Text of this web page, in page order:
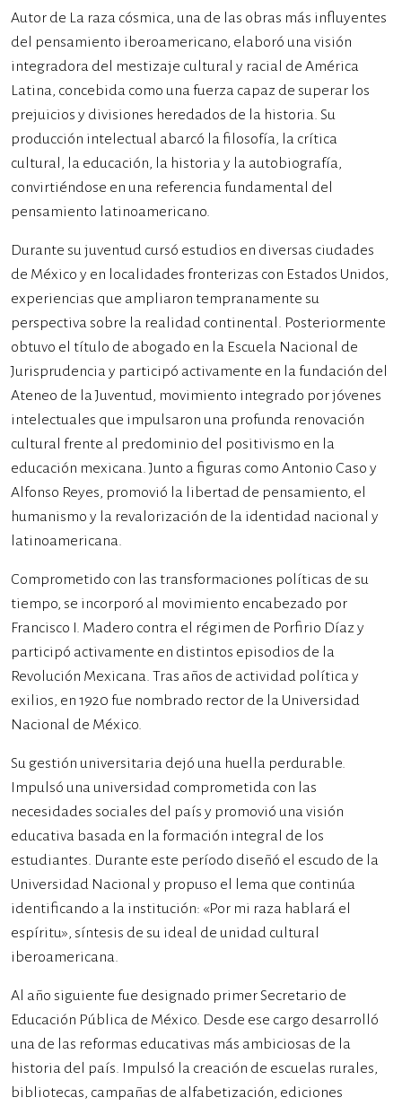
Autor de La raza cósmica, una de las obras más influyentes
del pensamiento iberoamericano, elaboró una visión
integradora del mestizaje cultural y racial de América
Latina, concebida como una fuerza capaz de superar los
prejuicios y divisiones heredados de la historia. Su
producción intelectual abarcó la filosofía, la crítica
cultural, la educación, la historia y la autobiografía,
convirtiéndose en una referencia fundamental del
pensamiento latinoamericano.
Durante su juventud cursó estudios en diversas ciudades
de México y en localidades fronterizas con Estados Unidos,
experiencias que ampliaron tempranamente su
perspectiva sobre la realidad continental. Posteriormente
obtuvo el título de abogado en la Escuela Nacional de
Jurisprudencia y participó activamente en la fundación del
Ateneo de la Juventud, movimiento integrado por jóvenes
intelectuales que impulsaron una profunda renovación
cultural frente al predominio del positivismo en la
educación mexicana. Junto a figuras como Antonio Caso y
Alfonso Reyes, promovió la libertad de pensamiento, el
humanismo y la revalorización de la identidad nacional y
latinoamericana.
Comprometido con las transformaciones políticas de su
tiempo, se incorporó al movimiento encabezado por
Francisco I. Madero contra el régimen de Porfirio Díaz y
participó activamente en distintos episodios de la
Revolución Mexicana. Tras años de actividad política y
exilios, en 1920 fue nombrado rector de la Universidad
Nacional de México.
Su gestión universitaria dejó una huella perdurable.
Impulsó una universidad comprometida con las
necesidades sociales del país y promovió una visión
educativa basada en la formación integral de los
estudiantes. Durante este período diseñó el escudo de la
Universidad Nacional y propuso el lema que continúa
identificando a la institución: «Por mi raza hablará el
espíritu», síntesis de su ideal de unidad cultural
iberoamericana.
Al año siguiente fue designado primer Secretario de
Educación Pública de México. Desde ese cargo desarrolló
una de las reformas educativas más ambiciosas de la
historia del país. Impulsó la creación de escuelas rurales,
bibliotecas, campañas de alfabetización, ediciones